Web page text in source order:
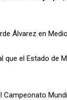
Álvarez en
el Estado de
Campeonato